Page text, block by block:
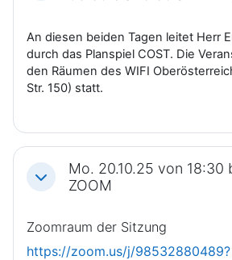
An diesen beiden Tagen leitet Herr
durch das Planspiel COST. Die
den Räumen des WIFI
Str. 150) statt.
Einklappen
Mo. 20.10.25 von 18:30
ZOOM
Zoomraum der Sitzung
https://zoom.us/j/98532880489?